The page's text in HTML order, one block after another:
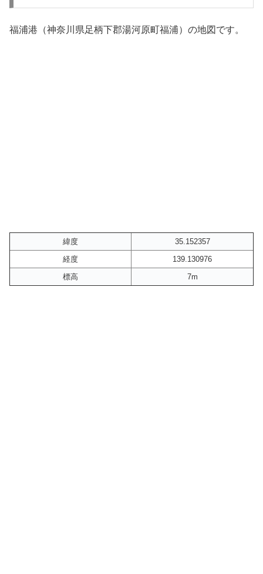
福浦港（神奈川県足柄下郡湯河原町福浦）の地図です。
緯度
35.152357
経度
139.130976
標高
7m